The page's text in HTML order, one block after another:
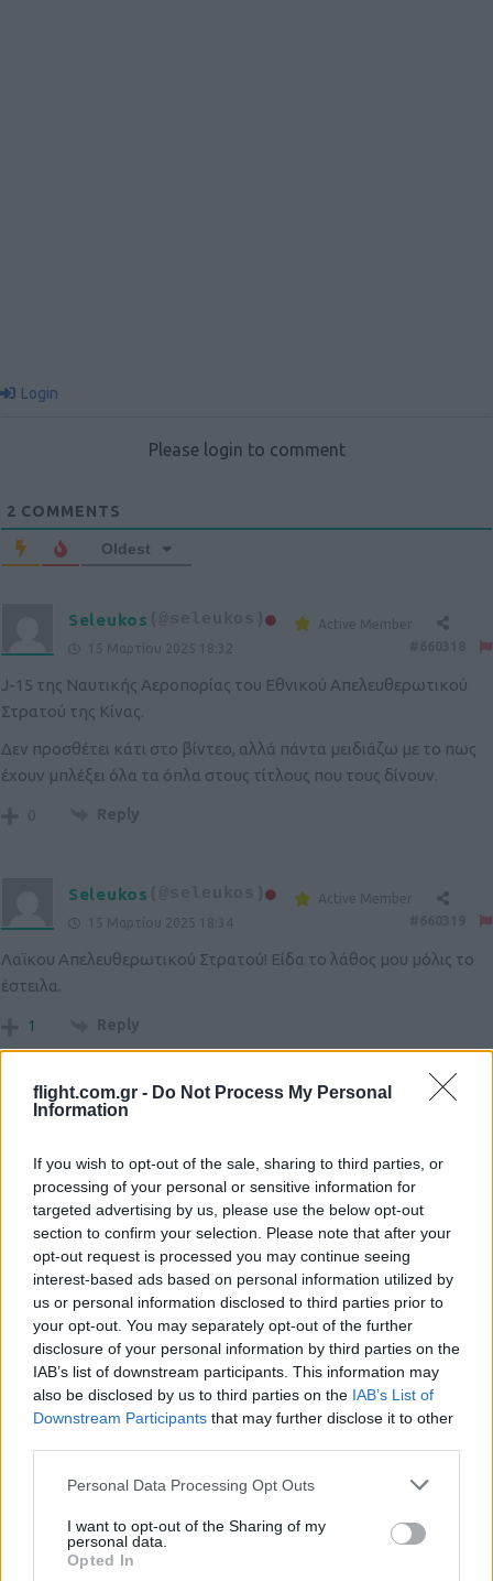
flight.com.gr - Do Not Process My Personal
Information
If you wish to opt-out of the sale, sharing to third parties, or
processing of your personal or sensitive information for
targeted advertising by us, please use the below opt-out
section to confirm your selection. Please note that after your
opt-out request is processed you may continue seeing
interest-based ads based on personal information utilized by
us or personal information disclosed to third parties prior to
your opt-out. You may separately opt-out of the further
disclosure of your personal information by third parties on the
IAB’s list of downstream participants. This information may
also be disclosed by us to third parties on the IAB’s List of
Downstream Participants that may further disclose it to other
Please note that this website/app uses one or more Google
not limited to your visit or usage behaviour. You may click to
grant or deny consent to Google and its third-party tags to
use your data for below specified purposes in below Google
Personal Data Processing Opt Outs
I want to opt-out of the Sharing of my
personal data.
Opted In
Ροή Ειδήσεων
SNCASE SE.5000 Baroudeur: το γαλλικό
μαχητικό που… ξέχασε τους τροχούς
προσγείωσης
Litening: Η Αμερικανική Αεροπορία
Login
Please login to comment
2 COMMENTS
Oldest
Seleukos (@seleukos)
Active Member
15 Μαρτίου 2025 18:32
J-15 της Ναυτικής Αεροπορίας του Εθνικού Απελευθερωτικού
Στρατού της Κίνας.
Δεν προσθέτει κάτι στο βίντεο, αλλά πάντα μειδιάζω με το πως
έχουν μπλέξει όλα τα όπλα στους τίτλους που τους δίνουν.
0 Reply
Seleukos (@seleukos)
Active Member
15 Μαρτίου 2025 18:34
Λαϊκου Απελευθερωτικού Στρατού! Είδα το λάθος μου μόλις το
έστειλα.
1 Reply